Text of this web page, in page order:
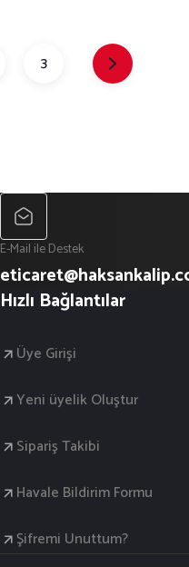
3
E-Mail ile Destek
Hızlı Bağlantılar
Üye Girişi
Yeni üyelik Oluştur
Sipariş Takibi
Havale Bildirim Formu
Şifremi Unuttum?